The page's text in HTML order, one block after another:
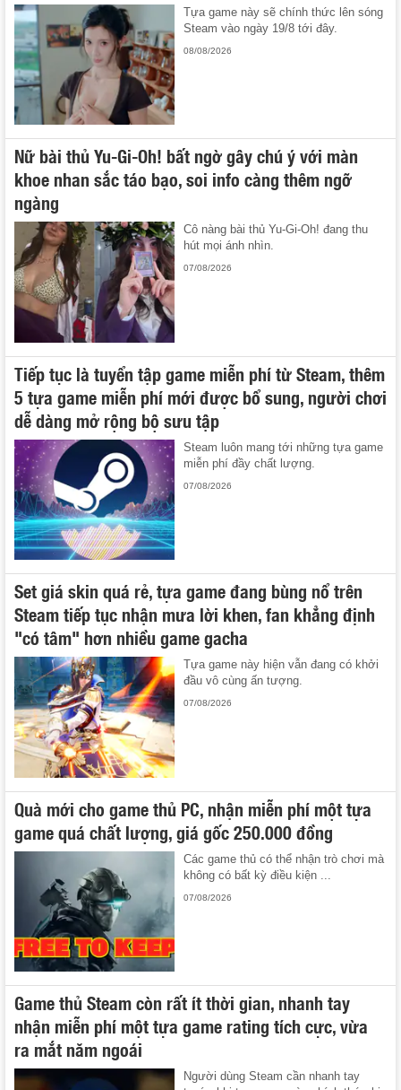
Tựa game này sẽ chính thức lên sóng
Steam vào ngày 19/8 tới đây.
08/08/2026
Nữ bài thủ Yu-Gi-Oh! bất ngờ gây chú ý với màn
khoe nhan sắc táo bạo, soi info càng thêm ngỡ
ngàng
Cô nàng bài thủ Yu-Gi-Oh! đang thu
hút mọi ánh nhìn.
07/08/2026
Tiếp tục là tuyển tập game miễn phí từ Steam, thêm
5 tựa game miễn phí mới được bổ sung, người chơi
dễ dàng mở rộng bộ sưu tập
Steam luôn mang tới những tựa game
miễn phí đầy chất lượng.
07/08/2026
Set giá skin quá rẻ, tựa game đang bùng nổ trên
Steam tiếp tục nhận mưa lời khen, fan khẳng định
"có tâm" hơn nhiều game gacha
Tựa game này hiện vẫn đang có khởi
đầu vô cùng ấn tượng.
07/08/2026
Quà mới cho game thủ PC, nhận miễn phí một tựa
game quá chất lượng, giá gốc 250.000 đồng
Các game thủ có thể nhận trò chơi mà
không có bất kỳ điều kiện ...
07/08/2026
Game thủ Steam còn rất ít thời gian, nhanh tay
nhận miễn phí một tựa game rating tích cực, vừa
ra mắt năm ngoái
Người dùng Steam cần nhanh tay